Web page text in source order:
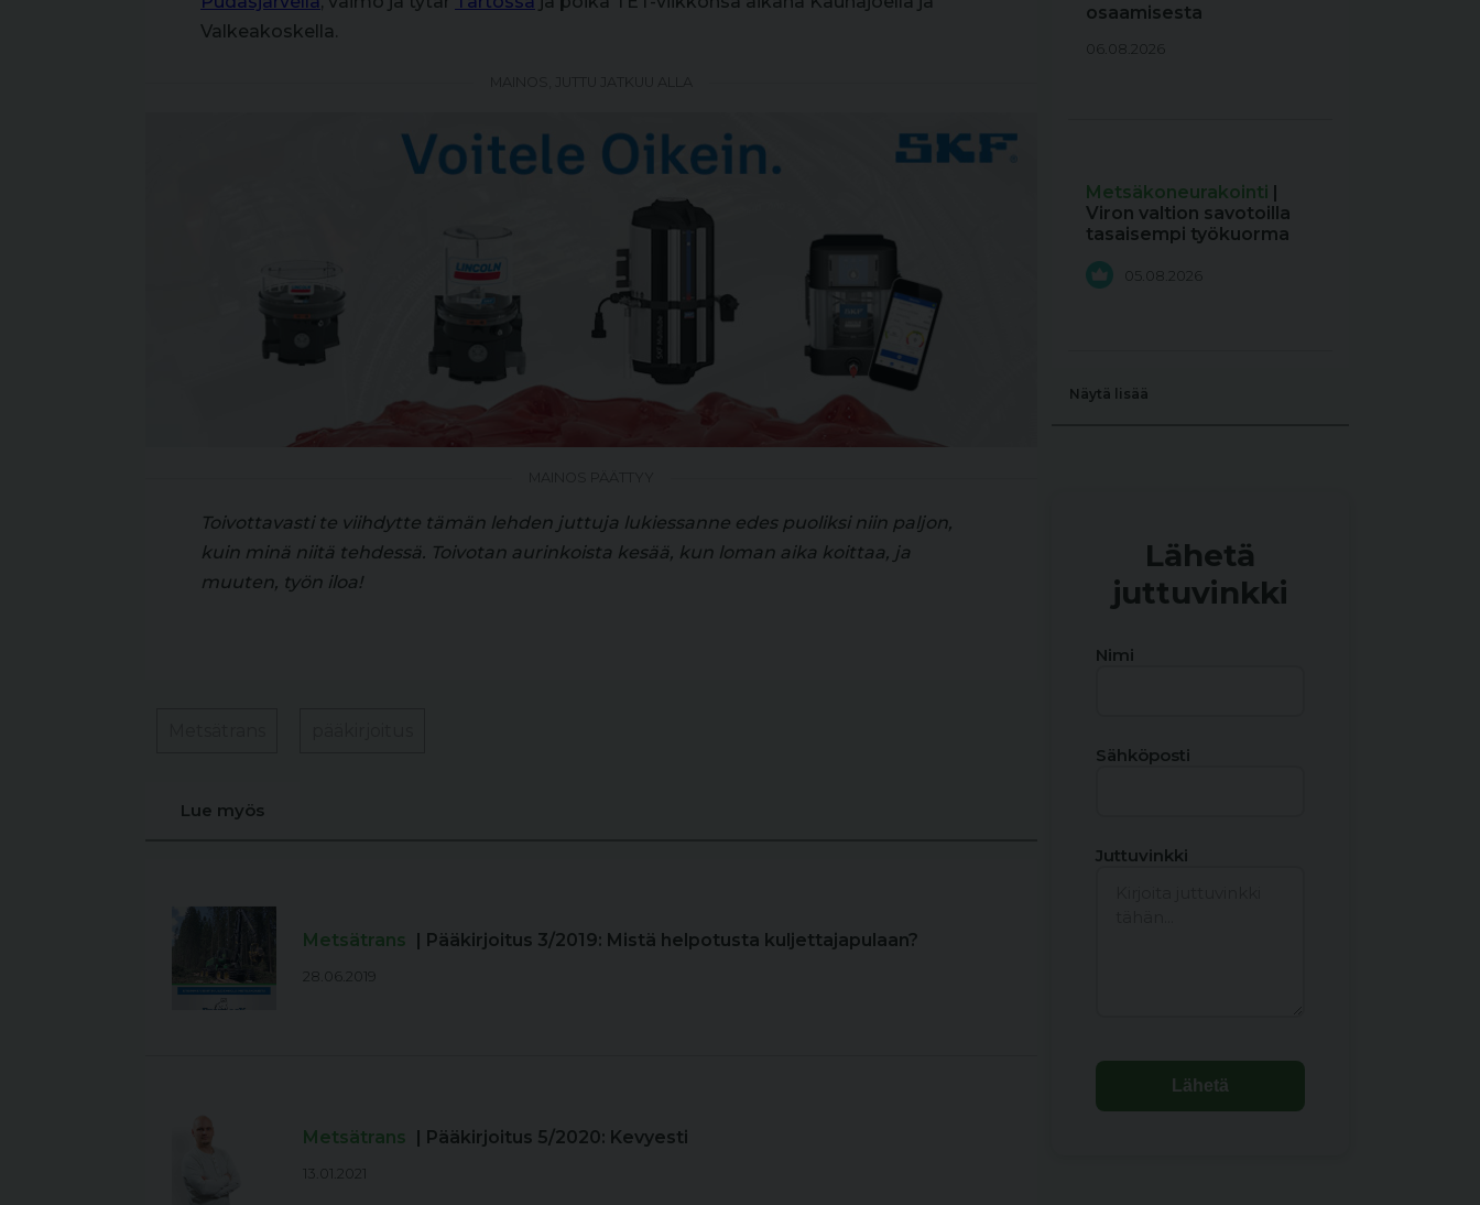
Valkeakoskella.
Toivottavasti te viihdytte tämän lehden juttuja lukiessanne edes puoliksi niin paljon,
kuin minä niitä tehdessä. Toivotan aurinkoista kesää, kun loman aika koittaa, ja
muuten, työn iloa!
Lue myös
Metsätrans | Pääkirjoitus 3/2019: Mistä helpotusta kuljettajapulaan?
28.06.2019
Metsätrans | Pääkirjoitus 5/2020: Kevyesti
13.01.2021
osaamisesta
06.08.2026
Metsäkoneurakointi |
Viron valtion savotoilla
tasaisempi työkuorma
05.08.2026
Näytä lisää
Lähetä
juttuvinkki
Nimi
Sähköposti
Juttuvinkki
Lähetä